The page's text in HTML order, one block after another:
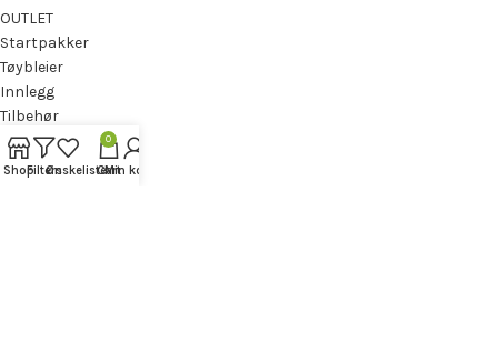
OUTLET
Startpakker
Tøybleier
Innlegg
Tilbehør
Til Barn
Til voksne
ShopFiltersØnskeliste
0
Cart
Min konto